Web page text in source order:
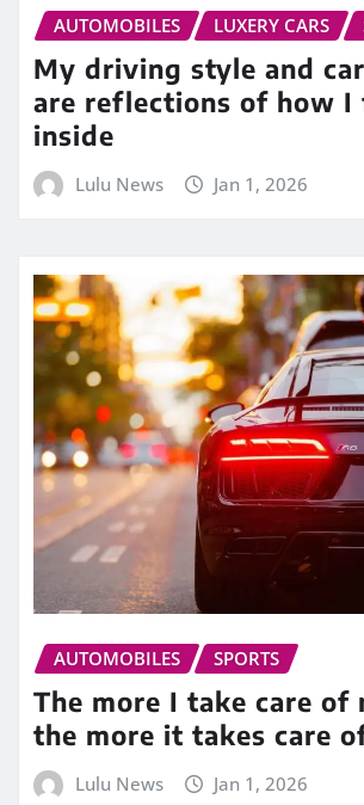
AUTOMOBILES LUXERY CARS
My driving style and
are reflections of how I
inside
Lulu News Jan 1, 2026
AUTOMOBILES SPORTS
The more I take care of
the more it takes care
Lulu News Jan 1, 2026